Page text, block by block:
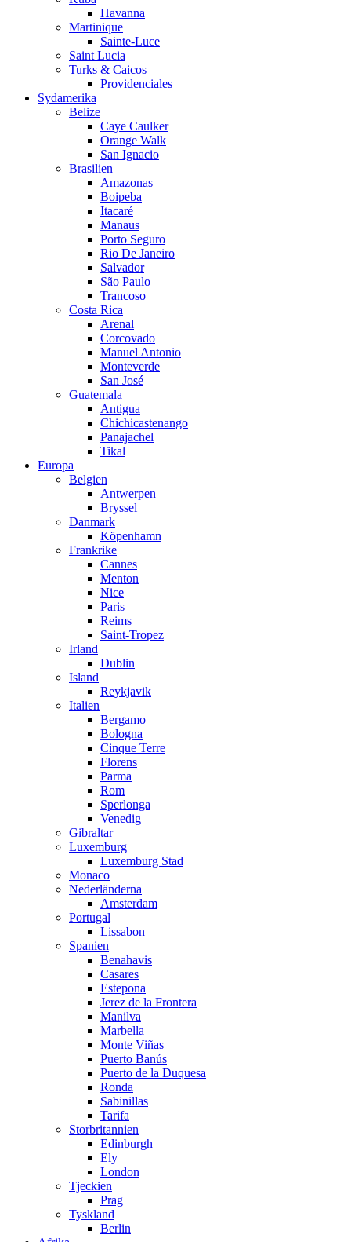
Havanna
Martinique
Sainte-Luce
Saint Lucia
Turks & Caicos
Providenciales
Sydamerika
Belize
Caye Caulker
Orange Walk
San Ignacio
Brasilien
Amazonas
Boipeba
Itacaré
Manaus
Porto Seguro
Rio De Janeiro
Salvador
São Paulo
Trancoso
Costa Rica
Arenal
Corcovado
Manuel Antonio
Monteverde
San José
Guatemala
Antigua
Chichicastenango
Panajachel
Tikal
Europa
Belgien
Antwerpen
Bryssel
Danmark
Köpenhamn
Frankrike
Cannes
Menton
Nice
Paris
Reims
Saint-Tropez
Irland
Dublin
Island
Reykjavik
Italien
Bergamo
Bologna
Cinque Terre
Florens
Parma
Rom
Sperlonga
Venedig
Gibraltar
Luxemburg
Luxemburg Stad
Monaco
Nederländerna
Amsterdam
Portugal
Lissabon
Spanien
Benahavis
Casares
Estepona
Jerez de la Frontera
Manilva
Marbella
Monte Viñas
Puerto Banús
Puerto de la Duquesa
Ronda
Sabinillas
Tarifa
Storbritannien
Edinburgh
Ely
London
Tjeckien
Prag
Tyskland
Berlin